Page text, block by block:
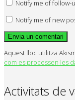
Notify me of follow-
Notify me of new
Aquest lloc utilitza
com es processen les
Activitats de